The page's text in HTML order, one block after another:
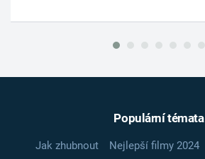
Populární témata
Jak zhubnout Nejlepší filmy 2024